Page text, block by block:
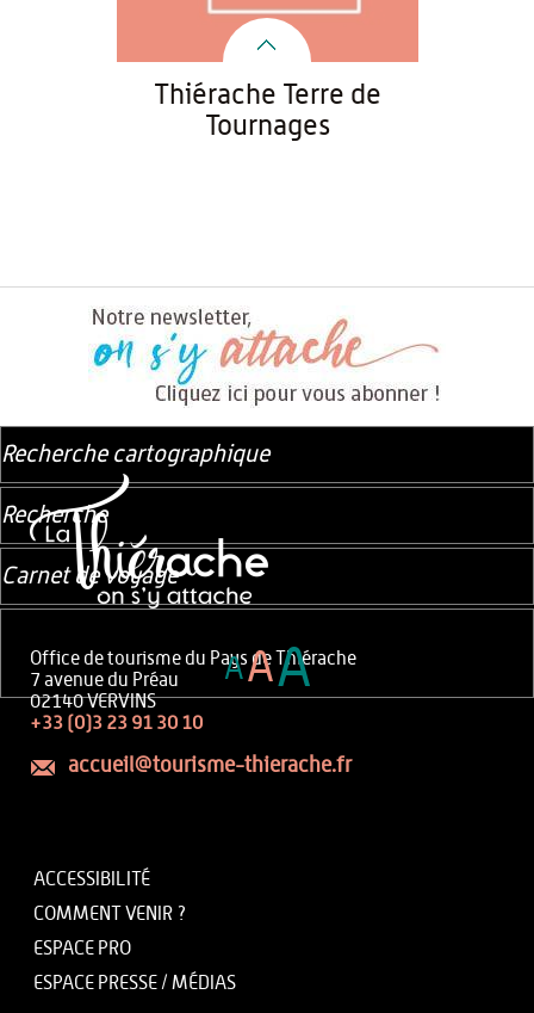
Thiérache Terre de
Tournages
Office de tourisme du Pays de Thiérache
7 avenue du Préau
02140 VERVINS
+33 (0)3 23 91 30 10
accueil@tourisme-thierache.fr
ACCESSIBILITÉ
COMMENT VENIR ?
ESPACE PRO
ESPACE PRESSE / MÉDIAS
Recherche cartographique
Recherche
Carnet de voyage
AAA